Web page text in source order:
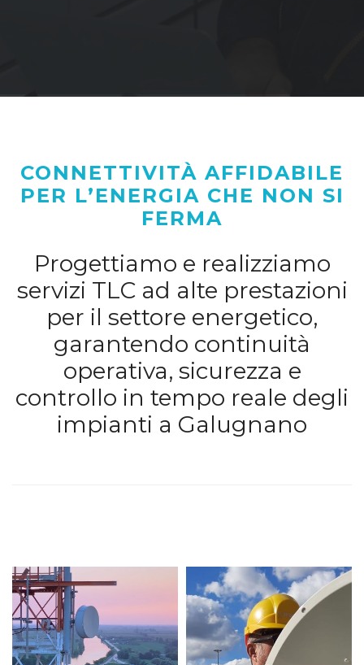
CONNETTIVITÀ AFFIDABILE
PER L’ENERGIA CHE NON SI
FERMA
Progettiamo e realizziamo
servizi TLC ad alte prestazioni
per il settore energetico,
garantendo continuità
operativa, sicurezza e
controllo in tempo reale degli
impianti a Galugnano